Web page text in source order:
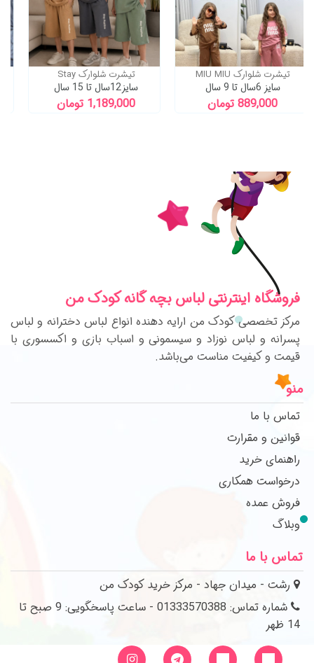
تیشرت شلوارک Stay
سایز12سال تا 15 سال
1,189,000 تومان
تیشرت شلوارک MIU MIU
سایز 6سال تا 9 سال
889,000 تومان
فروشگاه اینترنتی لباس بچه گانه کودک من
مرکز تخصصی کودک من ارایه دهنده انواع لباس دخترانه و لباس
پسرانه و لباس نوزاد و سیسمونی و اسباب بازی و اکسسوری با
قیمت و کیفیت مناست می‌باشد.
منو
تماس با ما
قوانین و مقرارت
راهنمای خرید
درخواست همکاری
فروش عمده
وبلاگ
تماس با ما
رشت - میدان جهاد - مرکز خرید کودک من
شماره تماس: 01333570388 - ساعت پاسخگویی: 9 صبح تا
14 ظهر